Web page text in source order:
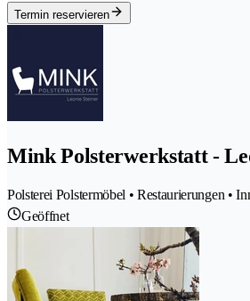
Termin reservieren
Mink Polsterwerkstatt -
Polsterei Polstermöbel • Restaurierungen •
Geöffnet